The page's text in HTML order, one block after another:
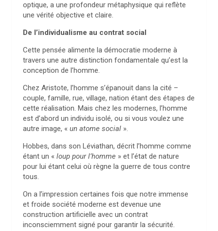
optique, a une profondeur métaphysique qui reflète
une vérité objective et claire.
De l’individualisme au contrat social
Cette pensée alimente la démocratie moderne à
travers une autre distinction fondamentale qu’est la
conception de l’homme.
Chez Aristote, l’homme s’épanouit dans la cité –
couple, famille, rue, village, nation étant des étapes de
cette réalisation. Mais chez les modernes, l’homme
est d’abord un individu isolé, ou si vous voulez une
autre image, « un atome social ».
Hobbes, dans son Léviathan, décrit l’homme comme
étant un « loup pour l’homme » et l’état de nature
pour lui étant celui où règne la guerre de tous contre
tous.
On a l’impression certaines fois que notre immense
et froide société moderne est devenue une
construction artificielle avec un contrat
inconsciemment signé pour garantir la sécurité.